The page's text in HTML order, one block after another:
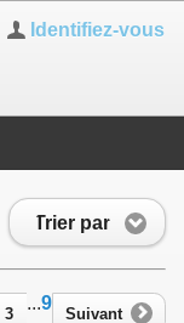
Identifiez-vous
Trier par
3
...9
Suivant